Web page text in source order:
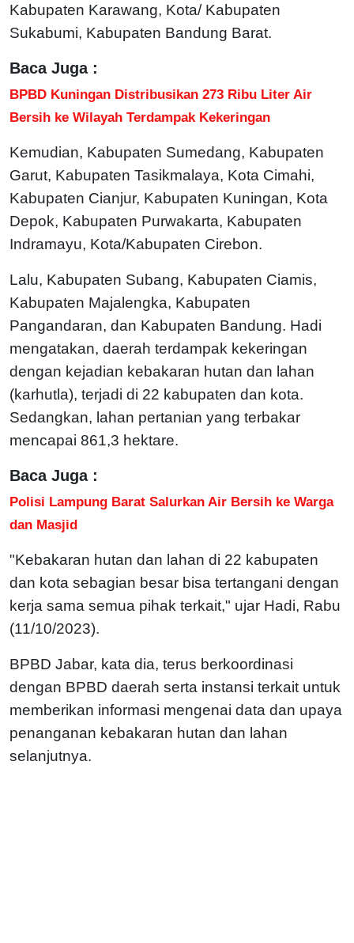
Kabupaten Karawang, Kota/ Kabupaten
Sukabumi, Kabupaten Bandung Barat.
Baca Juga :
BPBD Kuningan Distribusikan 273 Ribu Liter Air
Bersih ke Wilayah Terdampak Kekeringan
Kemudian, Kabupaten Sumedang, Kabupaten
Garut, Kabupaten Tasikmalaya, Kota Cimahi,
Kabupaten Cianjur, Kabupaten Kuningan, Kota
Depok, Kabupaten Purwakarta, Kabupaten
Indramayu, Kota/Kabupaten Cirebon.
Lalu, Kabupaten Subang, Kabupaten Ciamis,
Kabupaten Majalengka, Kabupaten
Pangandaran, dan Kabupaten Bandung. Hadi
mengatakan, daerah terdampak kekeringan
dengan kejadian kebakaran hutan dan lahan
(karhutla), terjadi di 22 kabupaten dan kota.
Sedangkan, lahan pertanian yang terbakar
mencapai 861,3 hektare.
Baca Juga :
Polisi Lampung Barat Salurkan Air Bersih ke Warga
dan Masjid
"Kebakaran hutan dan lahan di 22 kabupaten
dan kota sebagian besar bisa tertangani dengan
kerja sama semua pihak terkait," ujar Hadi, Rabu
(11/10/2023).
BPBD Jabar, kata dia, terus berkoordinasi
dengan BPBD daerah serta instansi terkait untuk
memberikan informasi mengenai data dan upaya
penanganan kebakaran hutan dan lahan
selanjutnya.